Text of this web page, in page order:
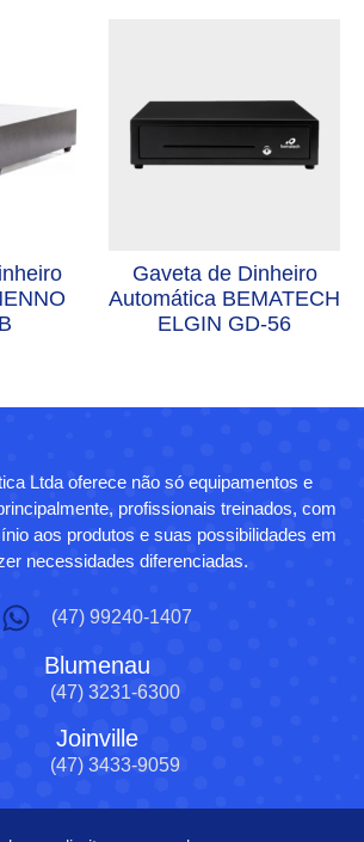
Gaveta de Dinheiro
Automática BEMATECH
ELGIN GD-56
Ltda oferece não só equipamentos e
profissionais treinados, com
aos produtos e suas possibilidades em
necessidades diferenciadas.
(47) 99240-1407
Blumenau
(47) 3231-6300
Joinville
(47) 3433-9059